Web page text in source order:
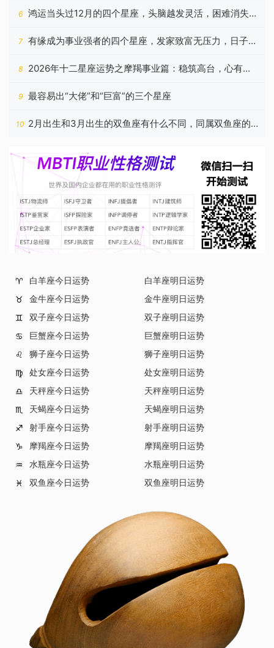
6
鸿运当头过12月的四个星座，头脑越发灵活，困难消失不
见
7
有缘成为事业强者的四个星座，发家致富无压力，日子顺
利十足
8
2026年十二星座运势之摩羯事业篇：稳筑高台，心有所
归
9 最容易出“大佬”和“巨富”的三个星座
10 2月出生和3月出生的双鱼座有什么不同，同属双鱼座的
♈ 白羊座今日运势
白羊座明日运势
♉
金牛座今日运势
金牛座明日运势
♊
双子座今日运势
双子座明日运势
♋
巨蟹座今日运势
巨蟹座明日运势
♌
狮子座今日运势
狮子座明日运势
♍
处女座今日运势
处女座明日运势
♎
天秤座今日运势
天秤座明日运势
♏
天蝎座今日运势
天蝎座明日运势
♐
射手座今日运势
射手座明日运势
♑
摩羯座今日运势
摩羯座明日运势
♒
水瓶座今日运势
水瓶座明日运势
♓
双鱼座今日运势 双鱼座明日运势